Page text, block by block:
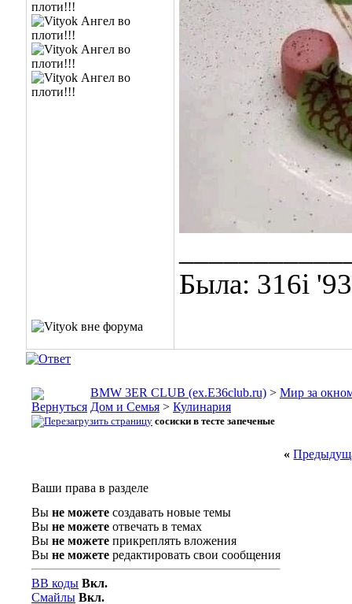
Была: 316i
BMW 3ER CLUB (ex.E36club.ru) > Мир за
Дом и Семья > Кулинария
сосиски в тесте запеченые
«
Ваши права в разделе
Вы не можете создавать новые темы
Вы не можете отвечать в темах
Вы не можете прикреплять вложения
Вы не можете редактировать свои сообщения
BB коды Вкл.
Смайлы Вкл.